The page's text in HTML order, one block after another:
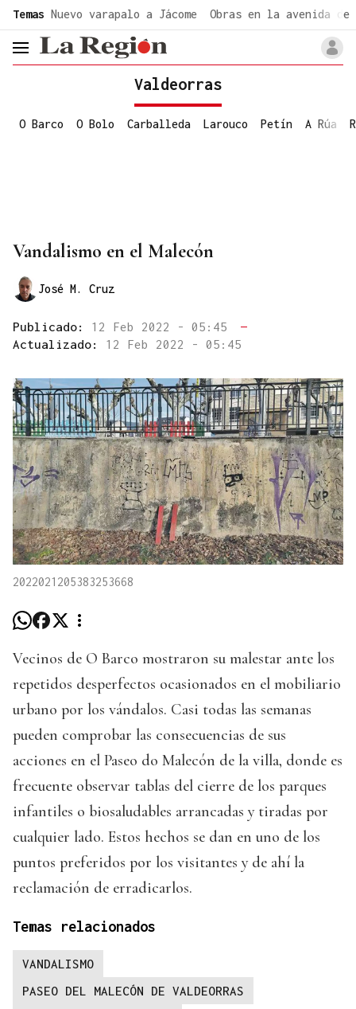
Temas Nuevo varapalo a Jácome Obras en la avenida de
header.menu.open
Valdeorras
O Barco O Bolo Carballeda Larouco Petín A Rúa
Vandalismo en el Malecón
José M. Cruz
Publicado: 12 Feb 2022 - 05:45
—
Actualizado: 12 Feb 2022 - 05:45
2022021205383253668
Vecinos de O Barco mostraron su malestar ante los
repetidos desperfectos ocasionados en el mobiliario
urbano por los vándalos. Casi todas las semanas
pueden comprobar las consecuencias de sus
acciones en el Paseo do Malecón de la villa, donde es
frecuente observar tablas del cierre de los parques
infantiles o biosaludables arrancadas y tiradas por
cualquier lado. Estos hechos se dan en uno de los
puntos preferidos por los visitantes y de ahí la
reclamación de erradicarlos.
Temas relacionados
VANDALISMO
PASEO DEL MALECÓN DE VALDEORRAS